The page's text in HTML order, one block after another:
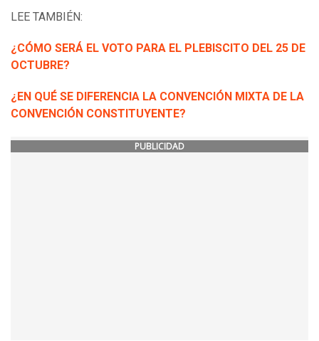
LEE TAMBIÉN:
¿CÓMO SERÁ EL VOTO PARA EL PLEBISCITO DEL 25 DE
OCTUBRE?
¿EN QUÉ SE DIFERENCIA LA CONVENCIÓN MIXTA DE LA
CONVENCIÓN CONSTITUYENTE?
PUBLICIDAD